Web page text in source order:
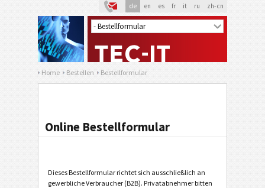
de en es fr it ru zh-cn
Home Bestellen Bestellformular
Online Bestellformular
Dieses Bestellformular richtet sich ausschließlich an
gewerbliche Verbraucher (B2B). Privatabnehmer bitten